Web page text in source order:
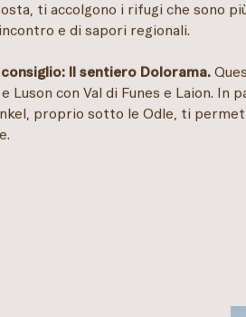
ti accolgono i rifugi che sono
e di sapori regionali.
Il sentiero Dolorama.
Luson con Val di Funes e Laion. In
proprio sotto le Odle, ti